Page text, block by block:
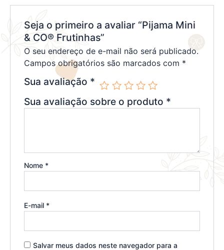
Seja o primeiro a avaliar “Pijama Mini
& CO® Frutinhas”
O seu endereço de e-mail não será publicado.
Campos obrigatórios são marcados com *
Sua avaliação *
Sua avaliação sobre o produto *
Nome *
E-mail *
Salvar meus dados neste navegador para a